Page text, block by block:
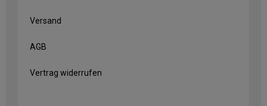
Versand
AGB
Vertrag widerrufen